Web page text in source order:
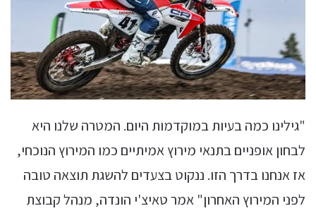
"גילינו כמה בעיות במוקדמות היום. המטרה שלנו היא
לבחון אופניים בתנאי מירוץ אמיתיים כמו המירוץ הנוכחי,
אז אנחנו בדרך הזו. ננקוט בצעדים להשגת תוצאה טובה
לפני המירוץ האחרון" אמר טאיצ'י הונדה, מנהל קבוצת